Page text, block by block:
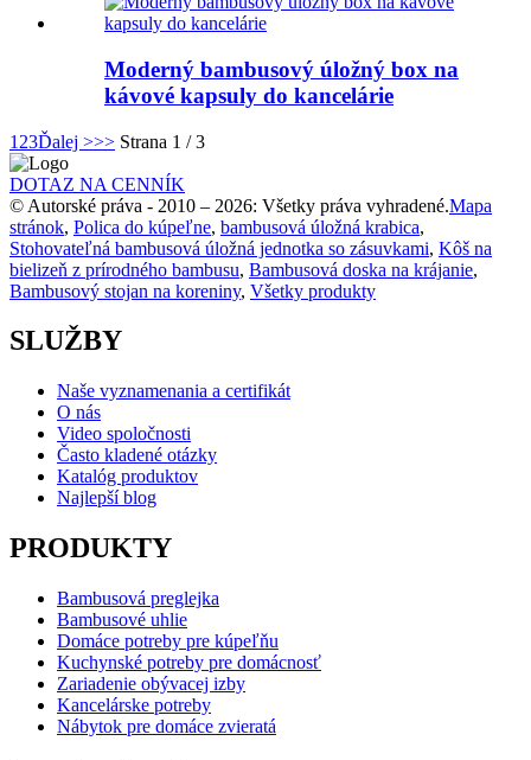
Moderný bambusový úložný box na
kávové kapsuly do kancelárie
1 23Ďalej >>> Strana 1 / 3
DOTAZ NA CENNÍK
© Autorské práva - 2010 – 2026: Všetky práva vyhradené.Mapa
stránok, Polica do kúpeľne, bambusová úložná krabica,
Stohovateľná bambusová úložná jednotka so zásuvkami, Kôš na
bielizeň z prírodného bambusu, Bambusová doska na krájanie,
Bambusový stojan na koreniny, Všetky produkty
SLUŽBY
Naše vyznamenania a certifikát
O nás
Video spoločnosti
Často kladené otázky
Katalóg produktov
Najlepší blog
PRODUKTY
Bambusová preglejka
Bambusové uhlie
Domáce potreby pre kúpeľňu
Kuchynské potreby pre domácnosť
Zariadenie obývacej izby
Kancelárske potreby
Nábytok pre domáce zvieratá